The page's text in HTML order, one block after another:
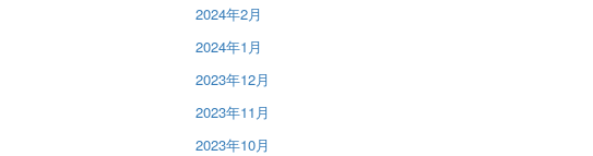
2024年2月
2024年1月
2023年12月
2023年11月
2023年10月